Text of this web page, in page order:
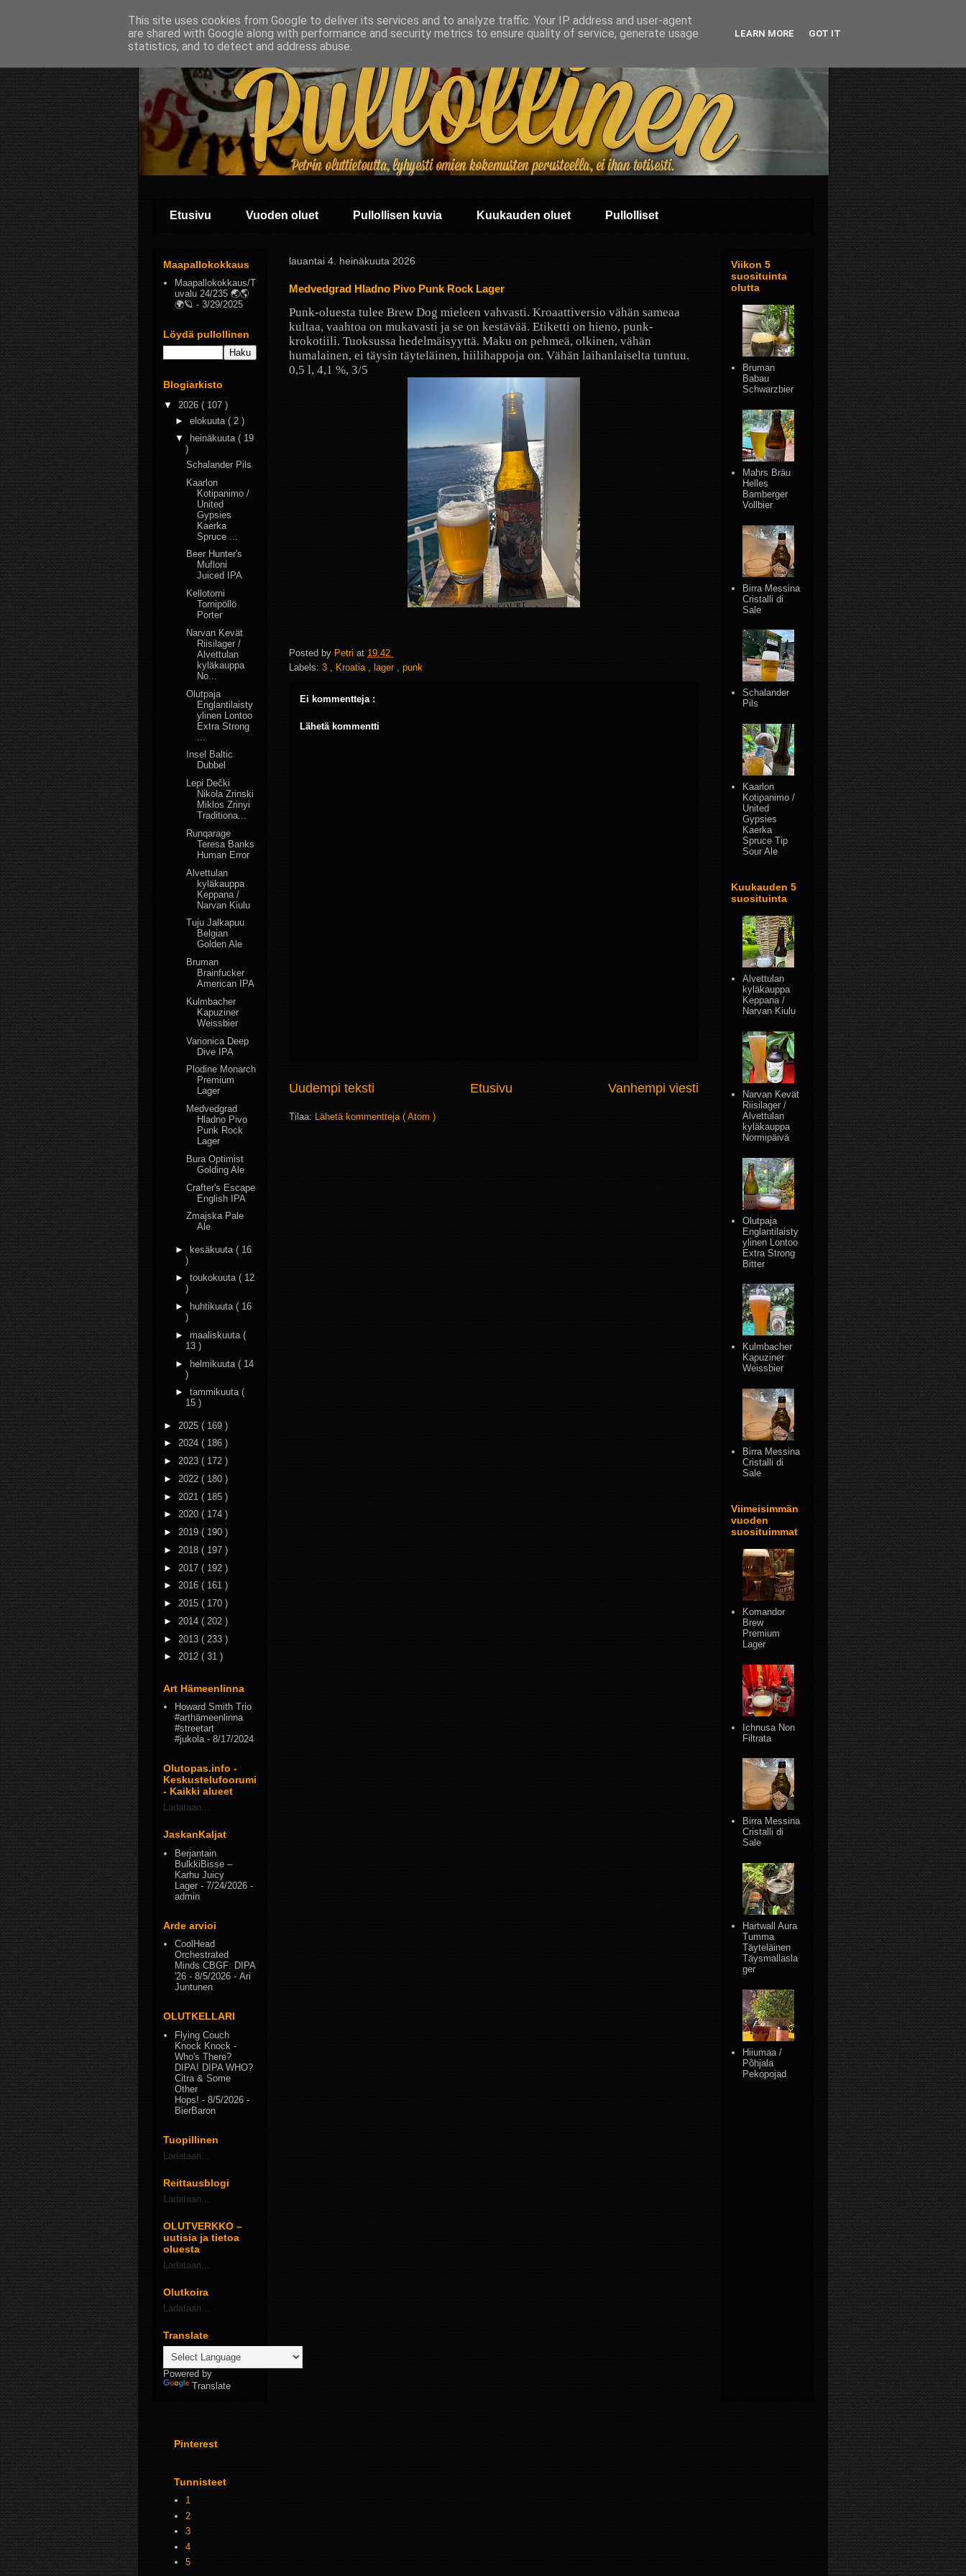
Etusivu Vuoden oluet Pullollisen kuvia Kuukauden oluet Pullolliset
lauantai 4. heinäkuuta 2026
Medvedgrad Hladno Pivo Punk Rock Lager
Punk-oluesta tulee Brew Dog mieleen vahvasti. Kroaattiversio vähän sameaa
kultaa, vaahtoa on mukavasti ja se on kestävää. Etiketti on hieno, punk-
krokotiili. Tuoksussa hedelmäisyyttä. Maku on pehmeä, olkinen, vähän
humalainen, ei täysin täyteläinen, hiilihappoja on. Vähän laihanlaiselta tuntuu.
0,5 l, 4,1 %, 3/5
Posted by Petri at 19.42
Labels: 3 , Kroatia , lager , punk
Ei kommentteja :
Lähetä kommentti
Uudempi teksti Vanhempi viesti
Etusivu
Tilaa: Lähetä kommentteja ( Atom )
Maapallokokkaus
Maapallokokkaus/T
uvalu 24/235 🌏🌎
🌍🪐 - 3/29/2025
Löydä pullollinen
Blogiarkisto
▼ 2026 ( 107 )
► elokuuta ( 2 )
▼
heinäkuuta ( 19
)
Schalander Pils
Kaarlon
Kotipanimo /
United
Gypsies
Kaerka
Spruce ...
Beer Hunter's
Mufloni
Juiced IPA
Kellotorni
Tornipöllö
Porter
Narvan Kevät
Riisilager /
Alvettulan
kyläkauppa
No...
Olutpaja
Englantilaisty
ylinen Lontoo
Extra Strong
Insel Baltic
Dubbel
Lepi Dečki
Nikola Zrinski
Miklos Zrinyi
Traditiona...
Runqarage
Teresa Banks
Human Error
Alvettulan
kyläkauppa
Keppana /
Narvan Kiulu
Tuju Jalkapuu
Belgian
Golden Ale
Bruman
Brainfucker
American IPA
Kulmbacher
Kapuziner
Weissbier
Varionica Deep
Dive IPA
Plodine Monarch
Premium
Lager
Medvedgrad
Hladno Pivo
Punk Rock
Lager
Bura Optimist
Golding Ale
Crafter's Escape
English IPA
Zmajska Pale
Ale
► kesäkuuta ( 16
)
► toukokuuta ( 12
)
►
huhtikuuta ( 16
)
► maaliskuuta (
13 )
► helmikuuta ( 14
)
► tammikuuta (
15 )
► 2025 ( 169 )
► 2024 ( 186 )
► 2023 ( 172 )
► 2022 ( 180 )
► 2021 ( 185 )
► 2020 ( 174 )
► 2019 ( 190 )
► 2018 ( 197 )
► 2017 ( 192 )
► 2016 ( 161 )
► 2015 ( 170 )
► 2014 ( 202 )
► 2013 ( 233 )
► 2012 ( 31 )
Art Hämeenlinna
Howard Smith Trio
#arthämeenlinna
#streetart
#jukola- 8/17/2024
Olutopas.info -
Keskustelufoorumi
- Kaikki alueet
Ladataan...
JaskanKaljat
Berjantain
BulkkiBisse –
Karhu Juicy
Lager - 7/24/2026 -
admin
Arde arvioi
CoolHead
Orchestrated
Minds CBGF: DIPA
'26 - 8/5/2026 - Ari
Juntunen
OLUTKELLARI
Flying Couch
Knock Knock -
Who's There?
DIPA! DIPA WHO?
Citra & Some
Other
Hops! - 8/5/2026 -
BierBaron
Tuopillinen
Ladataan...
Reittausblogi
Ladataan...
OLUTVERKKO –
uutisia ja tietoa
oluesta
Ladataan...
Olutkoira
Ladataan...
Translate
Powered by
Translate
Viikon 5
suosituinta
olutta
Bruman
Babau
Schwarzbier
Mahrs Bräu
Helles
Bamberger
Vollbier
Birra Messina
Cristalli di
Sale
Schalander
Pils
Kaarlon
Kotipanimo /
United
Gypsies
Kaerka
Spruce Tip
Sour Ale
Kuukauden 5
suosituinta
Alvettulan
kyläkauppa
Keppana /
Narvan Kiulu
Narvan Kevät
Riisilager /
Alvettulan
kyläkauppa
Normipäivä
Olutpaja
Englantilaisty
ylinen Lontoo
Extra Strong
Bitter
Kulmbacher
Kapuziner
Weissbier
Birra Messina
Cristalli di
Sale
Viimeisimmän
vuoden
suosituimmat
Komandor
Brew
Premium
Lager
Ichnusa Non
Filtrata
Birra Messina
Cristalli di
Sale
Hartwall Aura
Tumma
Täyteläinen
Täysmallasla
ger
Hiiumaa /
Põhjala
Pekopojad
Pinterest
Tunnisteet
1
2
3
4
5
This site uses cookies from Google to deliver its services and to analyze traffic. Your IP address and user-agent
are shared with Google along with performance and security metrics to ensure quality of service, generate usage
statistics, and to detect and address abuse.
LEARN MORE GOT IT